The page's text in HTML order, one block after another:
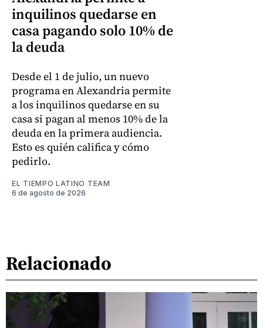
inquilinos quedarse en
casa pagando solo 10% de
la deuda
Desde el 1 de julio, un nuevo
programa en Alexandria permite
a los inquilinos quedarse en su
casa si pagan al menos 10% de la
deuda en la primera audiencia.
Esto es quién califica y cómo
pedirlo.
EL TIEMPO LATINO TEAM
6 de agosto de 2026
Relacionado